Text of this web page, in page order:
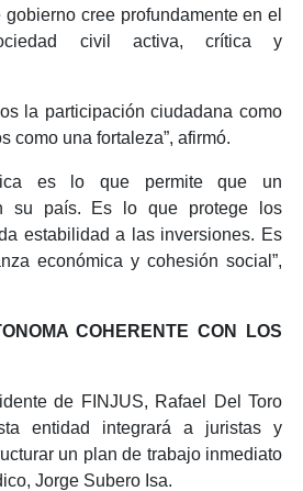
gobierno cree profundamente en el
civil activa, crítica y
la participación ciudadana como
como una fortaleza”, afirmó.
es lo que permite que un
su país. Es lo que protege los
estabilidad a las inversiones. Es
económica y cohesión social”,
COHERENTE CON LOS
de FINJUS, Rafael Del Toro
entidad integrará a juristas y
un plan de trabajo inmediato
Jorge Subero Isa.